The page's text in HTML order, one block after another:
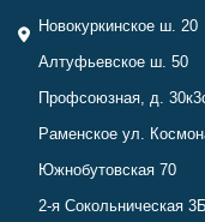
Новокуркинское ш. 20
Алтуфьевское ш. 50
Профсоюзная, д.
Раменское ул.
Южнобутовская 70
2-я Сокольническая